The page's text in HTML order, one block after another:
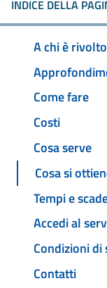
INDICE DELLA
A chi è rivolto
Come fare
Costi
Cosa serve
Cosa si
Tempi e
Accedi al
Condizioni di
Contatti